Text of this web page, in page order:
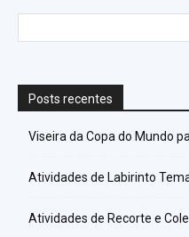
Posts recentes
Viseira da Copa do Mundo
Atividades de Labirinto
Atividades de Recorte e